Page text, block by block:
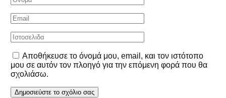
Αποθήκευσε το όνομά μου, email, και τον ιστότοπο
μου σε αυτόν τον πλοηγό για την επόμενη φορά που θα
σχολιάσω.